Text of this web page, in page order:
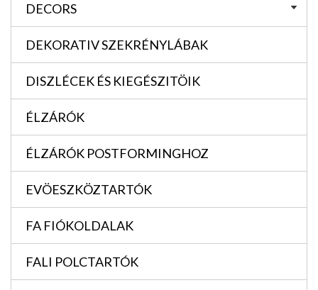
DECORS
DEKORATIV SZEKRÉNYLÁBAK
DISZLÉCEK ÉS KIEGÉSZITÖIK
ÉLZÁRÓK
ÉLZÁRÓK POSTFORMINGHOZ
EVÖESZKÖZTARTÓK
FA FIÓKOLDALAK
FALI POLCTARTÓK